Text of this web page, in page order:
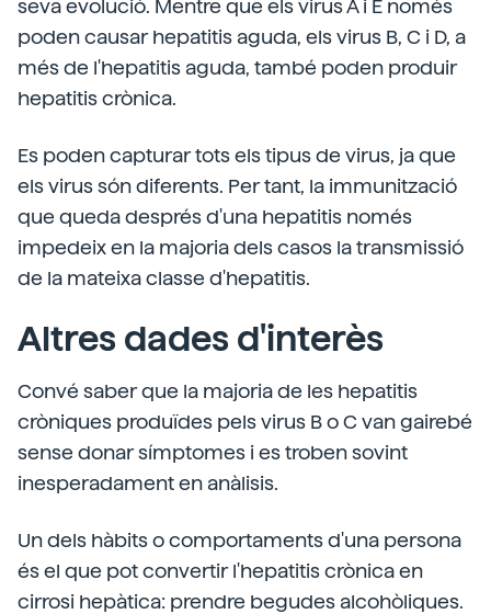
seva evolució. Mentre que els virus A i E només
poden causar hepatitis aguda, els virus B, C i D, a
més de l'hepatitis aguda, també poden produir
hepatitis crònica.
Es poden capturar tots els tipus de virus, ja que
els virus són diferents. Per tant, la immunització
que queda després d'una hepatitis només
impedeix en la majoria dels casos la transmissió
de la mateixa classe d'hepatitis.
Altres dades d'interès
Convé saber que la majoria de les hepatitis
cròniques produïdes pels virus B o C van gairebé
sense donar símptomes i es troben sovint
inesperadament en anàlisis.
Un dels hàbits o comportaments d'una persona
és el que pot convertir l'hepatitis crònica en
cirrosi hepàtica: prendre begudes alcohòliques.